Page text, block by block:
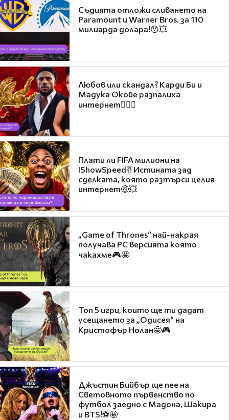
Съдията отложи сливането на
Paramount и Warner Bros. за 110
милиарда долара!😯💥
Любов или скандал? Карди Би и
Мадука Окойе разпалиха
интернет❤️‍🔥🔥
Плати ли FIFA милиони на
IShowSpeed?! Истината зад
сделката, която разтърси целия
интернет🤑💥
„Game of Thrones“ най-накрая
получава PC версията която
чакахме🎮🤩
Топ 5 игри, които ще ти дадат
усещането за „Одисея“ на
Кристофър Нолан🤩🎮
Джъстин Бийбър ще пее на
Световното първенство по
футбол заедно с Мадона, Шакира
и BTS!⚽🤩